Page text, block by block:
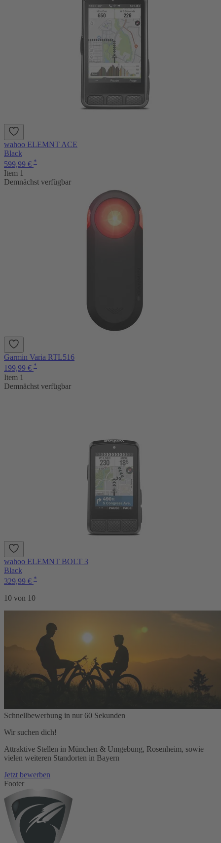
wahoo ELEMNT ACE
Black
599,99 € *
Item 1
Demnächst verfügbar
Garmin Varia RTL516
199,99 € *
Item 1
Demnächst verfügbar
wahoo ELEMNT BOLT 3
Black
329,99 € *
10 von 10
Schnellbewerbung in nur 60 Sekunden
Wir suchen dich!
Attraktive Stellen in München & Umgebung, Rosenheim, sowie
vielen weiteren Standorten in Bayern
Jetzt bewerben
Footer